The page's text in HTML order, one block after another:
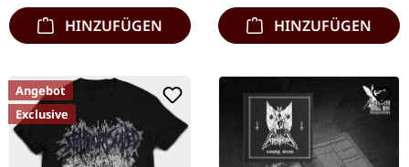
HINZUFÜGEN HINZUFÜGEN
Angebot
Exclusive